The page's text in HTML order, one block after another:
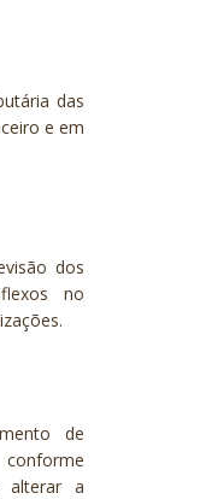
das
e em
dos
no
de
alterar a